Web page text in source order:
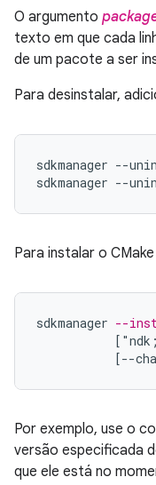
O argumento
texto em que cada
de um pacote a ser
Para desinstalar,
sdkmanager --
sdkmanager --
Para instalar o
sdkmanager --
[ "ndk;
[--
Por exemplo, use o
versão especificada
que ele está no